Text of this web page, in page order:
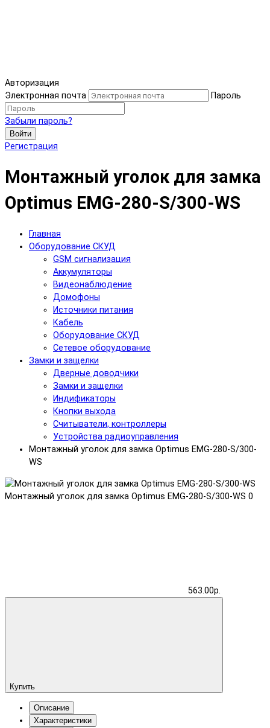
Авторизация
Электронная почта
Пароль
Забыли пароль?
Войти
Регистрация
Монтажный уголок для замка
Optimus EMG-280-S/300-WS
Главная
Оборудование СКУД
GSM сигнализация
Аккумуляторы
Видеонаблюдение
Домофоны
Источники питания
Кабель
Оборудование СКУД
Сетевое оборудование
Замки и защелки
Дверные доводчики
Замки и защелки
Индификаторы
Кнопки выхода
Считыватели, контроллеры
Устройства радиоуправления
Монтажный уголок для замка Optimus EMG-280-S/300-
WS
Монтажный уголок для замка Optimus EMG-280-S/300-WS 0
563.00р.
Купить
Описание
Характеристики